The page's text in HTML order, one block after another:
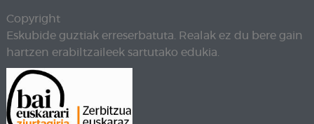
Copyright
Eskubide guztiak erreserbatuta. Realak ez du bere gain
hartzen erabiltzaileek sartutako edukia.